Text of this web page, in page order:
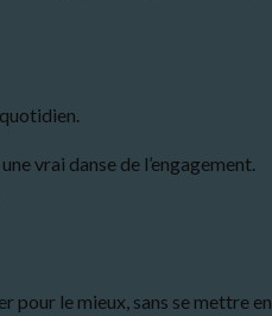
vrai danse de l’engagement.
pour le mieux, sans se mettre en